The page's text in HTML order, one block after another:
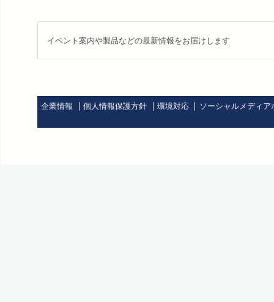
イベント案内や製品などの最新情報をお届けします
企業情報 個人情報保護方針 環境対応 ソーシャルメディア